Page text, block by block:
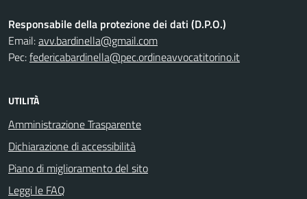
Responsabile della protezione dei dati (D.P.O.)
Email:avv.bardinella@gmail.com
Pec:federicabardinella@pec.ordineavvocatitorino.it
UTILITÀ
Amministrazione Trasparente
Dichiarazione di accessibilità
Piano di miglioramento del sito
Leggi le FAQ